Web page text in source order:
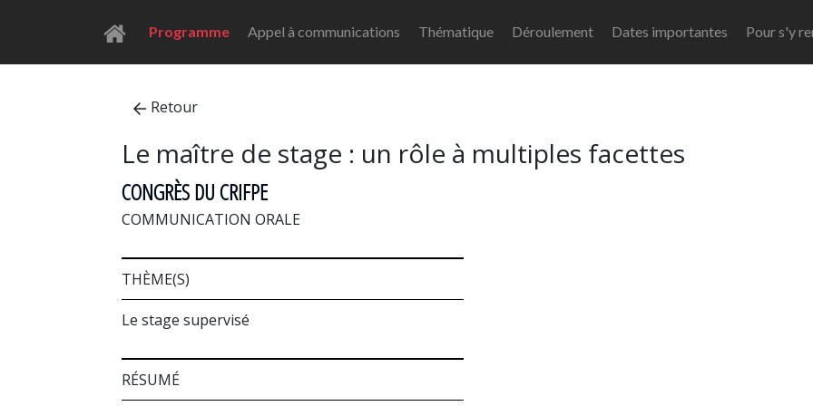
Programme Appel à communications Thématique Déroulement Dates importantes Pour s'y
Retour
Le maître de stage : un rôle à multiples facettes
CONGRÈS DU CRIFPE
COMMUNICATION ORALE
THÈME(S)
Le stage supervisé
RÉSUMÉ